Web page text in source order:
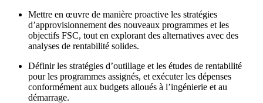
Mettre en œuvre de manière proactive les stratégies
d’approvisionnement des nouveaux programmes et les
objectifs FSC, tout en explorant des alternatives avec des
analyses de rentabilité solides.
Définir les stratégies d’outillage et les études de rentabilité
pour les programmes assignés, et exécuter les dépenses
conformément aux budgets alloués à l’ingénierie et au
démarrage.